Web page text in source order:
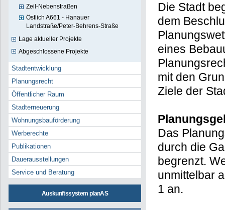
Zeil-Nebenstraßen
Östlich A661 - Hanauer
Landstraße/Peter-Behrens-Straße
Lage aktueller Projekte
Abgeschlossene Projekte
Stadtentwicklung
Planungsrecht
Öffentlicher Raum
Stadterneuerung
Wohnungsbauförderung
Werberechte
Publikationen
Dauerausstellungen
Service und Beratung
Auskunftssystem planAS
Die Stadt
dem
eines
mit den
Ziele der
Das
durch die
begrenzt.
unmittelbar
1 an.